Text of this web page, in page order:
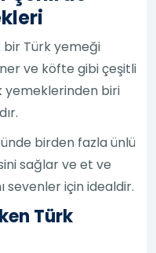
bir Türk yemeği
ve köfte gibi çeşitli
yemeklerinden biri
birden fazla ünlü
sağlar ve et ve
sevenler için idealdir.
Türk